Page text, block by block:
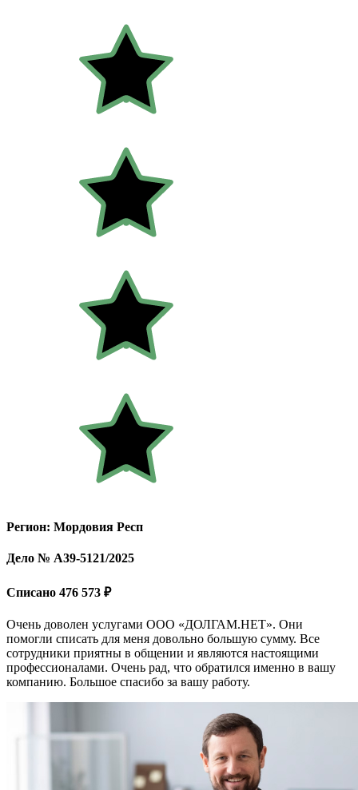
Регион: Мордовия Респ
Дело № А39-5121/2025
Списано 476 573 ₽
Очень доволен услугами ООО «ДОЛГАМ.НЕТ». Они
помогли списать для меня довольно большую сумму. Все
сотрудники приятны в общении и являются настоящими
профессионалами. Очень рад, что обратился именно в вашу
компанию. Большое спасибо за вашу работу.